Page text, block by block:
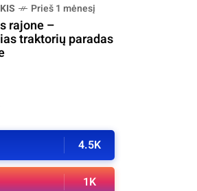
Prieš 1 mėnesį
rajone –
traktorių paradas
4.5K
1K